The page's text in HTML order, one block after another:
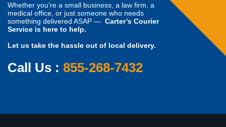
Whether you’re a small business, a law firm, a
medical office, or just someone who needs
something delivered ASAP — Carter’s Courier
Service is here to help.
Let us take the hassle out of local delivery.
Call Us : 855-268-7432